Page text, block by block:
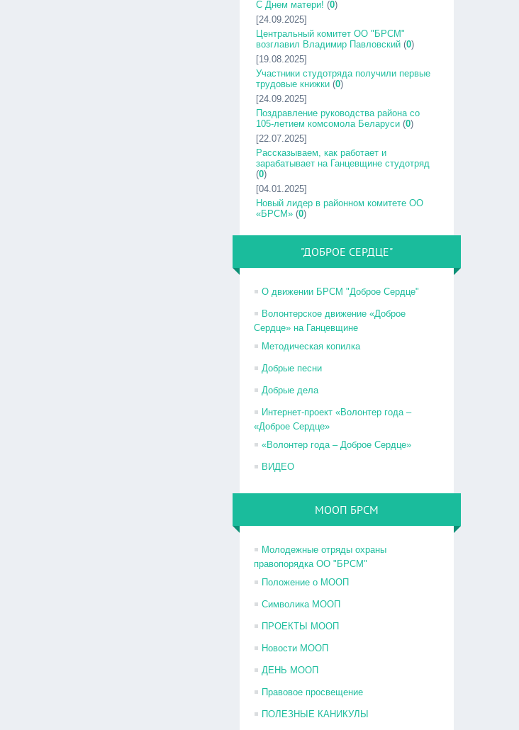
С Днем матери! (0)
[24.09.2025]
Центральный комитет ОО "БРСМ"
возглавил Владимир Павловский (0)
[19.08.2025]
Участники студотряда получили первые
трудовые книжки (0)
[24.09.2025]
Поздравление руководства района со
105-летием комсомола Беларуси (0)
[22.07.2025]
Рассказываем, как работает и
зарабатывает на Ганцевщине студотряд
(0)
[04.01.2025]
Новый лидер в районном комитете ОО
«БРСМ» (0)
"ДОБРОЕ СЕРДЦЕ"
О движении БРСМ "Доброе Сердце"
Волонтерское движение «Доброе
Сердце» на Ганцевщине
Методическая копилка
Добрые песни
Добрые дела
Интернет-проект «Волонтер года –
«Доброе Сердце»
«Волонтер года – Доброе Сердце»
ВИДЕО
МООП БРСМ
Молодежные отряды охраны
правопорядка ОО "БРСМ"
Положение о МООП
Символика МООП
ПРОЕКТЫ МООП
Новости МООП
ДЕНЬ МООП
Правовое просвещение
ПОЛЕЗНЫЕ КАНИКУЛЫ